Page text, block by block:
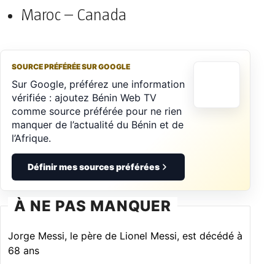
Maroc – Canada
SOURCE PRÉFÉRÉE SUR GOOGLE
Sur Google, préférez une information
vérifiée : ajoutez Bénin Web TV
comme source préférée pour ne rien
manquer de l’actualité du Bénin et de
l’Afrique.
Définir mes sources préférées
À NE PAS MANQUER
Jorge Messi, le père de Lionel Messi, est décédé à
68 ans